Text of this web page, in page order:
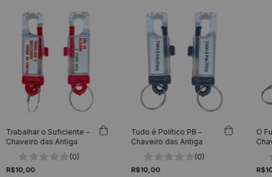
Trabalhar o Suficiente -
Chaveiro das Antiga
(0)
R$10,00
Tudo é Político PB -
Chaveiro das Antiga
(0)
R$10,00
O